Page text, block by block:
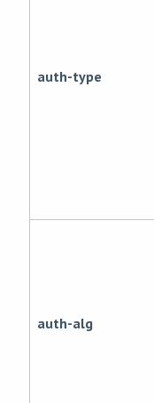
auth-type
auth-alg